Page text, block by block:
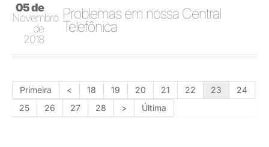
05 de
Novembro
de
2018
Problemas em nossa Central
Telefônica
Primeira < 18 19 20 21 22 23
24
25
26 27 28 > Última